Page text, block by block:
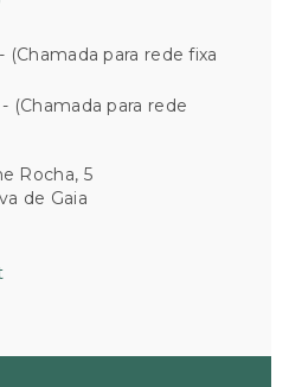
(Chamada para rede fixa
(Chamada para rede
Rocha, 5
de Gaia